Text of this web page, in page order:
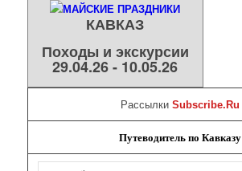
КАВКАЗ
Походы и экскурсии
29.04.26 - 10.05.26
Рассылки Subscribe.Ru
Путеводитель по Кавказу